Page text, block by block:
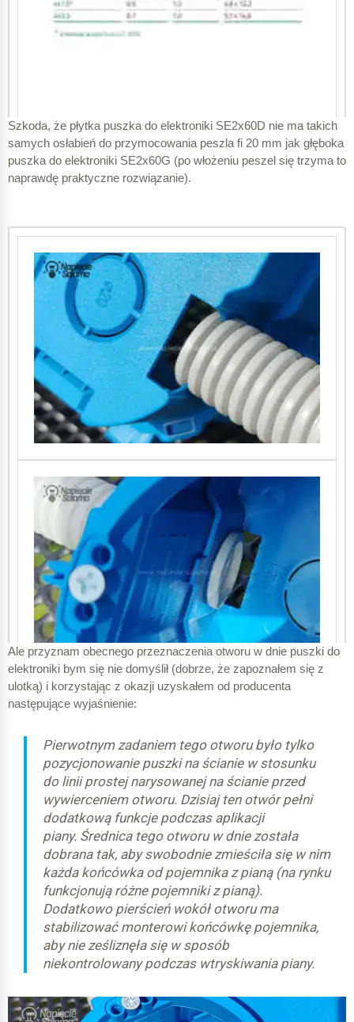
Szkoda, że płytka puszka do elektroniki SE2x60D nie ma takich
samych osłabień do przymocowania peszla fi 20 mm jak głęboka
puszka do elektroniki SE2x60G (po włożeniu peszel się trzyma to
naprawdę praktyczne rozwiązanie).
Ale przyznam obecnego przeznaczenia otworu w dnie puszki do
elektroniki bym się nie domyślił (dobrze, że zapoznałem się z
ulotką) i korzystając z okazji uzyskałem od producenta
następujące wyjaśnienie:
Pierwotnym zadaniem tego otworu było tylko
pozycjonowanie puszki na ścianie w stosunku
do linii prostej narysowanej na ścianie przed
wywierceniem otworu. Dzisiaj ten otwór pełni
dodatkową funkcje podczas aplikacji
piany. Średnica tego otworu w dnie została
dobrana tak, aby swobodnie zmieściła się w nim
każda końcówka od pojemnika z pianą (na rynku
funkcjonują różne pojemniki z pianą).
Dodatkowo pierścień wokół otworu ma
stabilizować monterowi końcówkę pojemnika,
aby nie ześliznęła się w sposób
niekontrolowany podczas wtryskiwania piany.